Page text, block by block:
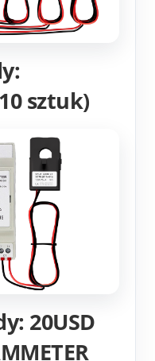
sztuk)
20USD